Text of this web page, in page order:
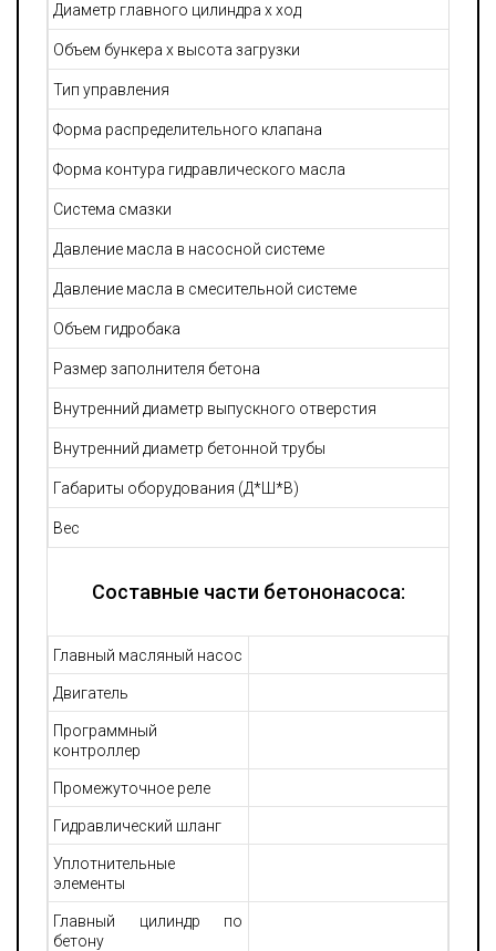
Диаметр главного цилиндра х ход
Объем бункера х высота загрузки
Тип управления
Форма распределительного клапана
Форма контура гидравлического масла
Система смазки
Давление масла в насосной системе
Давление масла в смесительной системе
Объем гидробака
Размер заполнителя бетона
Внутренний диаметр выпускного отверстия
Внутренний диаметр бетонной трубы
Габариты оборудования (Д*Ш*В)
Вес
Составные части бетононасоса:
Главный масляный насос
Двигатель
Программный
контроллер
Промежуточное реле
Гидравлический шланг
Уплотнительные
элементы
Главный цилиндр по
бетону